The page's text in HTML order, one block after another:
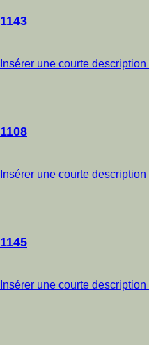
1143
Insérer une courte
1108
Insérer une courte
1145
Insérer une courte